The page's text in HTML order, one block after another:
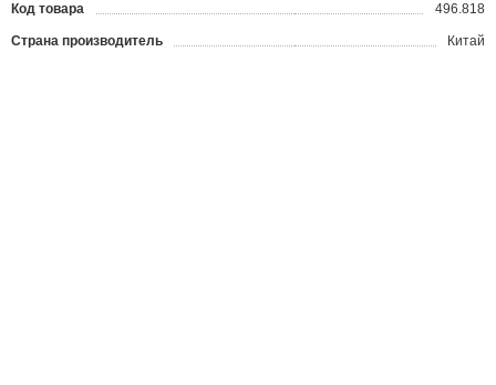
Код товара 496.818
Страна производитель Китай